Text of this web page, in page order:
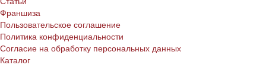
Франшиза
Пользовательское соглашение
Политика конфиденциальности
Согласие на обработку персональных данных
Каталог